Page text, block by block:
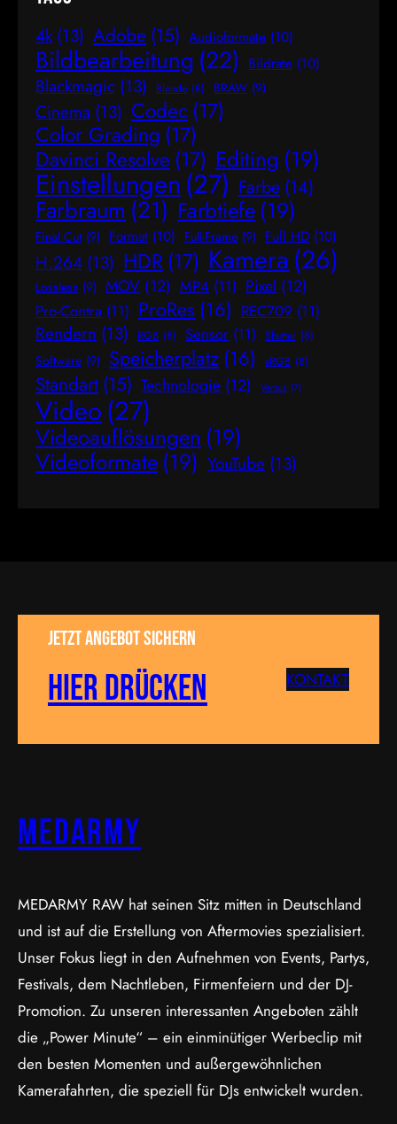
4k (13) Adobe (15) Audioformate (10)
Bildbearbeitung (22) Bildrate (10)
Blackmagic (13) Blende (8) BRAW (9)
Cinema (13) Codec (17)
Color Grading (17)
Davinci Resolve (17) Editing (19)
Einstellungen(27) Farbe (14)
Farbraum (21) Farbtiefe (19)
Final Cut (9) Format (10) Full-Frame (9) Full HD (10)
H.264 (13) HDR (17) Kamera (26)
Lossless (9) MOV (12) MP4 (11) Pixel (12)
Pro-Contra (11) ProRes (16) REC709 (11)
Rendern (13) RGB (8) Sensor (11) Shutter (8)
Software (9) Speicherplatz (16) sRGB (8)
Standart (15) Technologie (12) Versus (7)
Video(27)
Videoauflösungen (19)
Videoformate (19) YouTube (13)
Jetzt Angebot sichern
Hier drücken KONTAKT
MEDARMY
MEDARMY RAW hat seinen Sitz mitten in Deutschland
und ist auf die Erstellung von Aftermovies spezialisiert.
Unser Fokus liegt in den Aufnehmen von Events, Partys,
Festivals, dem Nachtleben, Firmenfeiern und der DJ-
Promotion. Zu unseren interessanten Angeboten zählt
die „Power Minute“ – ein einminütiger Werbeclip mit
den besten Momenten und außergewöhnlichen
Kamerafahrten, die speziell für DJs entwickelt wurden.